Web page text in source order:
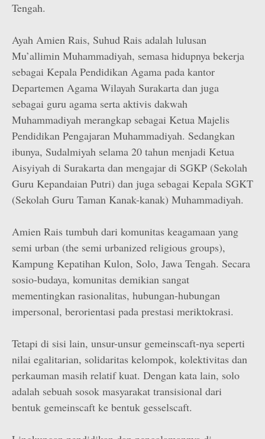
Tengah.
Ayah Amien Rais, Suhud Rais adalah lulusan
Mu’allimin Muhammadiyah, semasa hidupnya bekerja
sebagai Kepala Pendidikan Agama pada kantor
Departemen Agama Wilayah Surakarta dan juga
sebagai guru agama serta aktivis dakwah
Muhammadiyah merangkap sebagai Ketua Majelis
Pendidikan Pengajaran Muhammadiyah. Sedangkan
ibunya, Sudalmiyah selama 20 tahun menjadi Ketua
Aisyiyah di Surakarta dan mengajar di SGKP (Sekolah
Guru Kepandaian Putri) dan juga sebagai Kepala SGKT
(Sekolah Guru Taman Kanak-kanak) Muhammadiyah.
Amien Rais tumbuh dari komunitas keagamaan yang
semi urban (the semi urbanized religious groups),
Kampung Kepatihan Kulon, Solo, Jawa Tengah. Secara
sosio-budaya, komunitas demikian sangat
mementingkan rasionalitas, hubungan-hubungan
impersonal, berorientasi pada prestasi meriktokrasi.
Tetapi di sisi lain, unsur-unsur gemeinscaft-nya seperti
nilai egalitarian, solidaritas kelompok, kolektivitas dan
perkauman masih relatif kuat. Dengan kata lain, solo
adalah sebuah sosok masyarakat transisional dari
bentuk gemeinscaft ke bentuk gesselscaft.